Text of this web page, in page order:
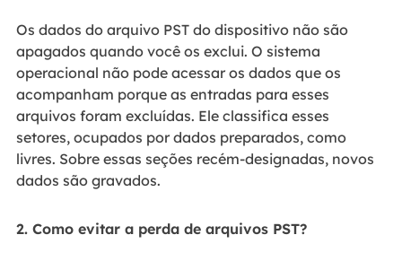
Os dados do arquivo PST do dispositivo não são
apagados quando você os exclui. O sistema
operacional não pode acessar os dados que os
acompanham porque as entradas para esses
arquivos foram excluídas. Ele classifica esses
setores, ocupados por dados preparados, como
livres. Sobre essas seções recém-designadas, novos
dados são gravados.
2. Como evitar a perda de arquivos PST?